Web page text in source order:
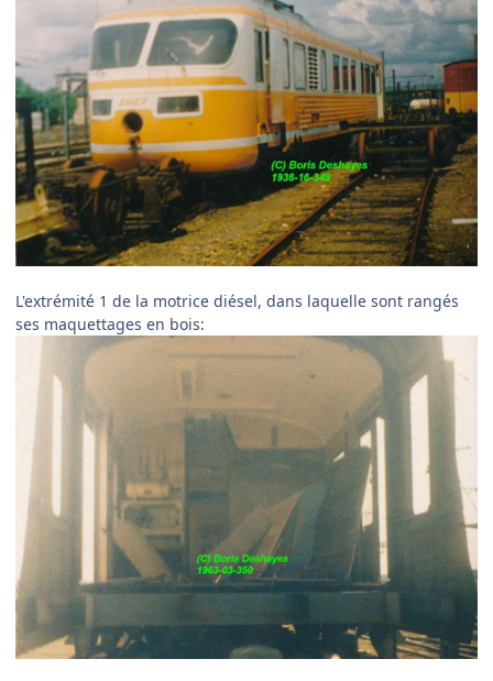
L'extrémité 1 de la motrice diésel, dans laquelle sont rangés
ses maquettages en bois: